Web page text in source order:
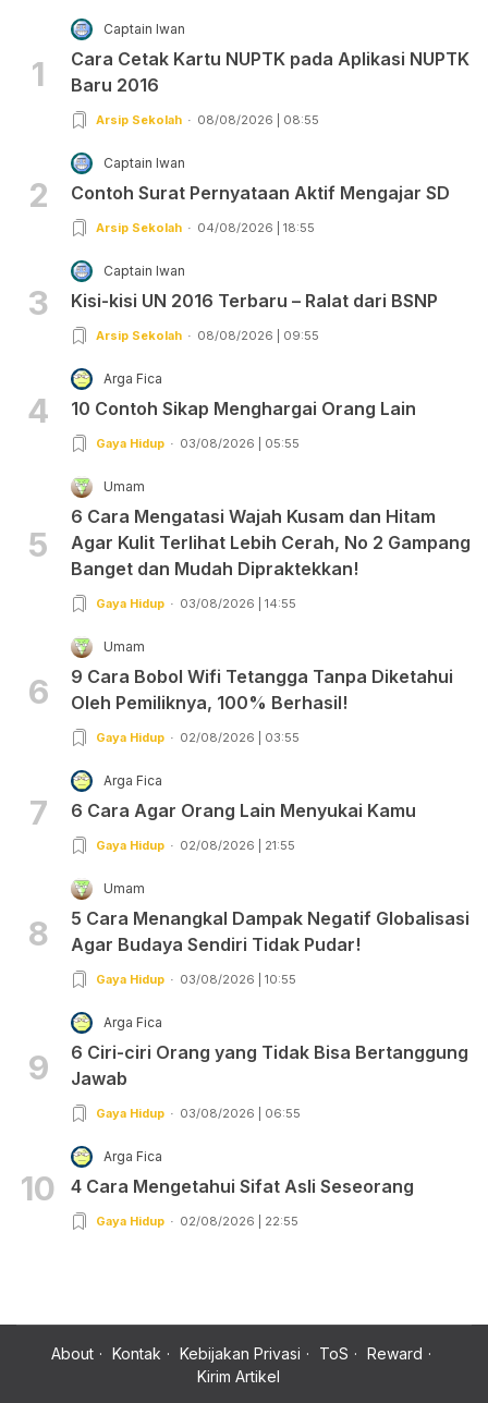
1
Captain Iwan
Cara Cetak Kartu NUPTK pada Aplikasi NUPTK
Baru 2016
Arsip Sekolah 08/08/2026 | 08:55
2
Captain Iwan
Contoh Surat Pernyataan Aktif Mengajar SD
Arsip Sekolah 04/08/2026 | 18:55
3
Captain Iwan
Kisi-kisi UN 2016 Terbaru – Ralat dari BSNP
Arsip Sekolah 08/08/2026 | 09:55
4
Arga Fica
10 Contoh Sikap Menghargai Orang Lain
Gaya Hidup 03/08/2026 | 05:55
5
Umam
6 Cara Mengatasi Wajah Kusam dan Hitam
Agar Kulit Terlihat Lebih Cerah, No 2 Gampang
Banget dan Mudah Dipraktekkan!
Gaya Hidup 03/08/2026 | 14:55
6
Umam
9 Cara Bobol Wifi Tetangga Tanpa Diketahui
Oleh Pemiliknya, 100% Berhasil!
Gaya Hidup 02/08/2026 | 03:55
7
Arga Fica
6 Cara Agar Orang Lain Menyukai Kamu
Gaya Hidup 02/08/2026 | 21:55
8
Umam
5 Cara Menangkal Dampak Negatif Globalisasi
Agar Budaya Sendiri Tidak Pudar!
Gaya Hidup 03/08/2026 | 10:55
9
Arga Fica
6 Ciri-ciri Orang yang Tidak Bisa Bertanggung
Jawab
Gaya Hidup 03/08/2026 | 06:55
10
Arga Fica
4 Cara Mengetahui Sifat Asli Seseorang
Gaya Hidup 02/08/2026 | 22:55
About Kontak Kebijakan Privasi ToS
Reward
Kirim Artikel